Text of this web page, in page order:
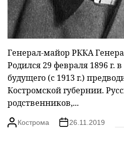
Генерал-майор РККА
Родился 29 февраля 1896 г.
будущего (с 1913 г.)
Костромской губернии.
родственников,...
Кострома 26.11.2019